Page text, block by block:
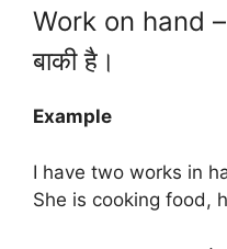
Work on hand –
बाकी है।
Example
I have two works in
She is cooking food,